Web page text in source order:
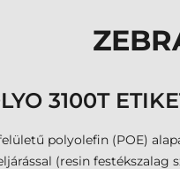
3100T
polyolefin (POE)
(resin festékszalag